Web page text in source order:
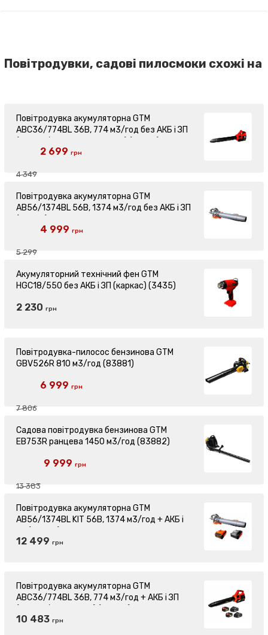
Повітродувки, садові пилосмоки схожі на
Повітродувка акумуляторна GTM
ABC36/774BL 36В, 774 м3/год без АКБ і ЗП
4 349
2 699 грн
Повітродувка акумуляторна GTM
AB56/1374BL 56В, 1374 м3/год без АКБ і ЗП
5 299
4 999 грн
Акумуляторний технічний фен GTM
HGC18/550 без АКБ і ЗП (каркас) (3435)
2 230 грн
Повітродувка-пилосос бензинова GTM
GBV526R 810 м3/год (83881)
7 806
6 999 грн
Садова повітродувка бензинова GTM
EB753R ранцева 1450 м3/год (83882)
13 383
9 999 грн
Повітродувка акумуляторна GTM
AB56/1374BL KIT 56В, 1374 м3/год + АКБ і
12 499 грн
Повітродувка акумуляторна GTM
ABC36/774BL 36В, 774 м3/год + АКБ і ЗП
10 483 грн